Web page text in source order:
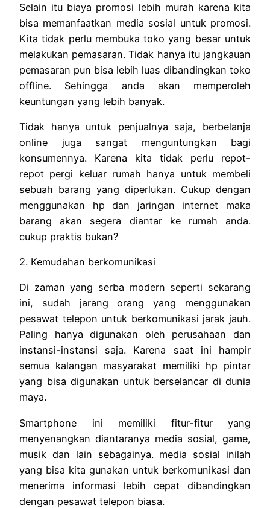
Selain itu biaya promosi lebih murah karena kita
bisa memanfaatkan media sosial untuk promosi.
Kita tidak perlu membuka toko yang besar untuk
melakukan pemasaran. Tidak hanya itu jangkauan
pemasaran pun bisa lebih luas dibandingkan toko
offline. Sehingga anda akan memperoleh
keuntungan yang lebih banyak.
Tidak hanya untuk penjualnya saja, berbelanja
online juga sangat menguntungkan bagi
konsumennya. Karena kita tidak perlu repot-
repot pergi keluar rumah hanya untuk membeli
sebuah barang yang diperlukan. Cukup dengan
menggunakan hp dan jaringan internet maka
barang akan segera diantar ke rumah anda.
cukup praktis bukan?
2. Kemudahan berkomunikasi
Di zaman yang serba modern seperti sekarang
ini, sudah jarang orang yang menggunakan
pesawat telepon untuk berkomunikasi jarak jauh.
Paling hanya digunakan oleh perusahaan dan
instansi-instansi saja. Karena saat ini hampir
semua kalangan masyarakat memiliki hp pintar
yang bisa digunakan untuk berselancar di dunia
maya.
Smartphone ini memiliki fitur-fitur yang
menyenangkan diantaranya media sosial, game,
musik dan lain sebagainya. media sosial inilah
yang bisa kita gunakan untuk berkomunikasi dan
menerima informasi lebih cepat dibandingkan
dengan pesawat telepon biasa.